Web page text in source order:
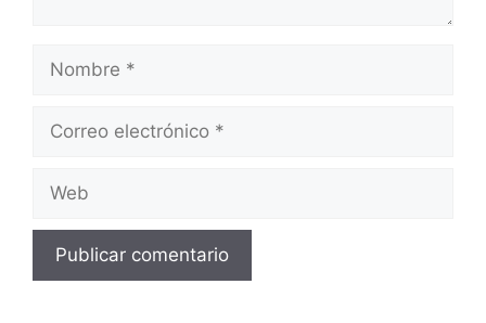
Nombre
Correo
Web